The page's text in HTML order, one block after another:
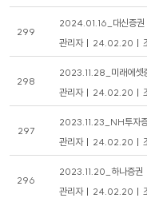
299
2024.01.16_대신증권
관리자
24.02.20
298
2023.11.28_미래에셋
관리자
24.02.20
297
2023.11.23_NH투자
관리자
24.02.20
296
2023.11.20_하나증권
관리자
24.02.20